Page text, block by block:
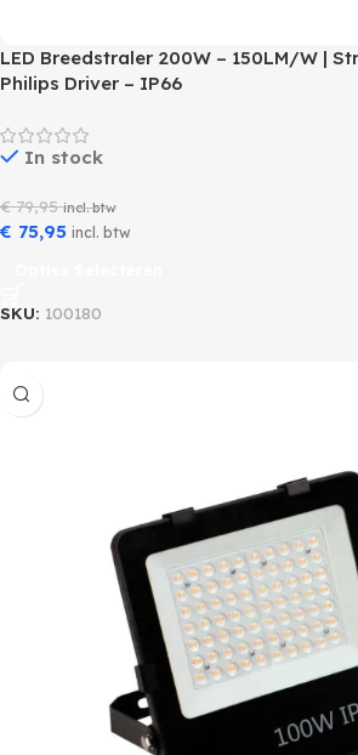
LED Breedstraler 200W – 150LM/W |
Philips Driver – IP66
In stock
€79,95 incl. btw
€ 75,95 incl. btw
SKU: 100180